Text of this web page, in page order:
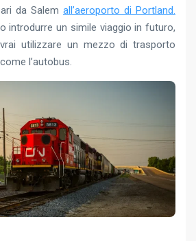
da Salem all’aeroporto di Portland.
introdurre un simile viaggio in futuro,
utilizzare un mezzo di trasporto
l’autobus.